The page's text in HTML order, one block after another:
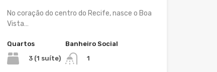
No coração do centro do Recife, nasce o Boa
Vista…
Quartos
3 (1 suíte)
Banheiro Social
1